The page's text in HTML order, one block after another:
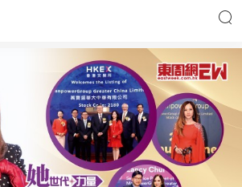
時事財經
優享生活